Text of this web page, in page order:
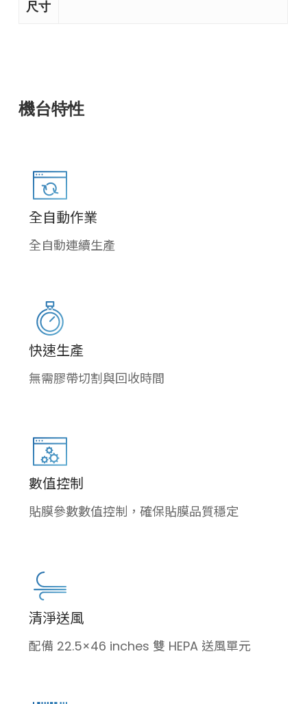
尺寸
機台特性
全自動作業
全自動連續生產
快速生產
無需膠帶切割與回收時間
數值控制
貼膜參數數值控制，確保貼膜品質穩定
清淨送風
配備 22.5×46 inches 雙 HEPA 送風單元